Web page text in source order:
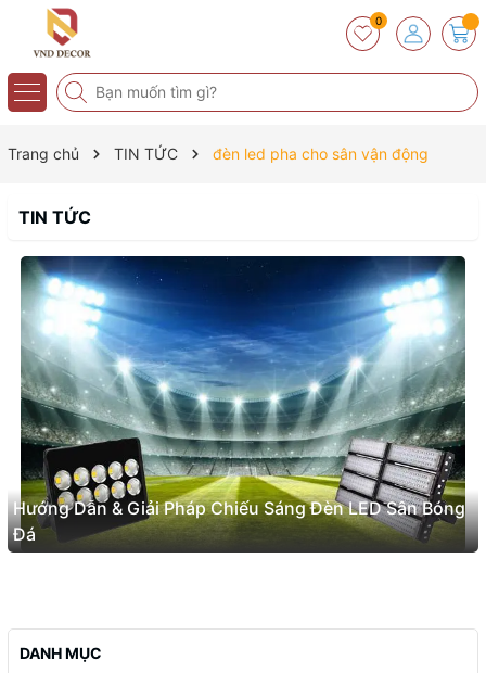
0
Trang chủ TIN TỨC đèn led pha cho sân vận động
TIN TỨC
Hướng Dẫn & Giải Pháp Chiếu Sáng Đèn LED Sân Bóng
Đá
DANH MỤC